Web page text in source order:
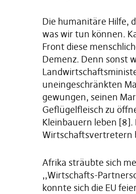
Die humanitäre Hilfe,
was wir tun können.
Front diese
Demenz. Denn sonst
uneingeschränkten
gewungen, seinen
Geflügelfleisch zu
Kleinbauern leben [8].
Wirtschaftsvertretern
Afrika sträubte sich
,,Wirtschafts-
konnte sich die EU